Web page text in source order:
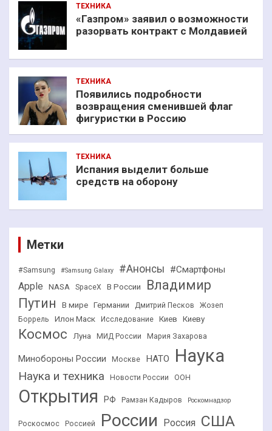
ТЕХНИКА
«Газпром» заявил о возможности
разорвать контракт с Молдавией
ТЕХНИКА
Появились подробности
возвращения сменившей флаг
фигуристки в Россию
ТЕХНИКА
Испания выделит больше
средств на оборону
Метки
#Samsung #Samsung Galaxy #Анонсы #Смартфоны
Apple NASA SpaceX В России
Владимир
Путин
В мире Германии Дмитрий Песков
Жозеп
Боррель
Илон Маск Исследование Киев Киеву
Космос Луна МИД России Мария Захарова
Минобороны России Москве НАТО Наука
Наука и техника Новости России ООН
Открытия РФ Рамзан Кадыров Роскомнадзор
Роскосмос Россией России Россия США